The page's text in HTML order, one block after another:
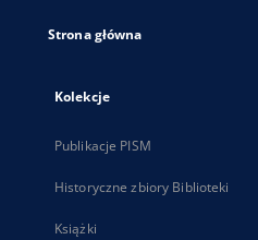
Strona główna
Kolekcje
Publikacje PISM
Historyczne zbiory Biblioteki
Książki